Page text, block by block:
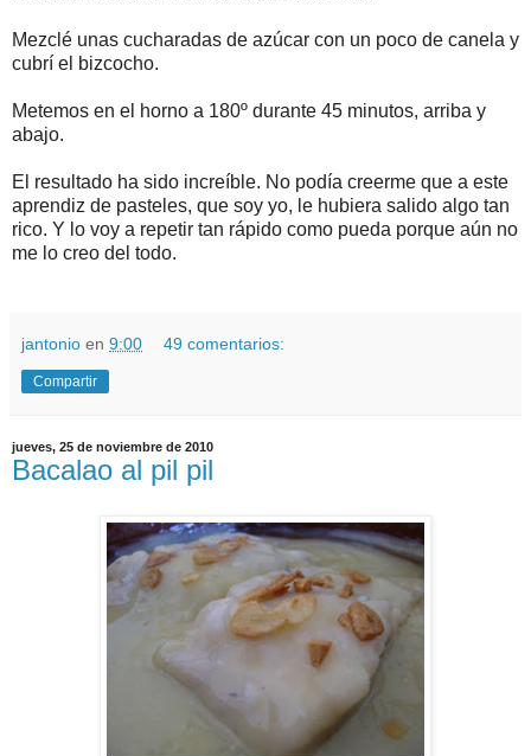
Mezclé unas cucharadas de azúcar con un poco de canela y
cubrí el bizcocho.
Metemos en el horno a 180º durante 45 minutos, arriba y
abajo.
El resultado ha sido increíble. No podía creerme que a este
aprendiz de pasteles, que soy yo, le hubiera salido algo tan
rico. Y lo voy a repetir tan rápido como pueda porque aún no
me lo creo del todo.
jantonio en 9:00 49 comentarios:
Compartir
jueves, 25 de noviembre de 2010
Bacalao al pil pil